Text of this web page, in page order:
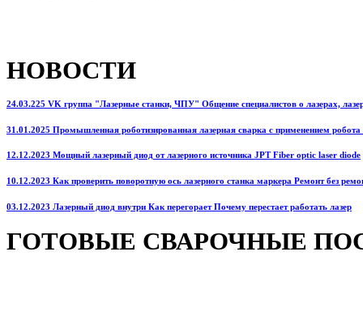
НОВОСТИ
24.03.225 VK группа "Лазерные станки, ЧПУ" Общение специалистов о лазерах,
31.01.2025 Промышленная роботизированная лазерная сварка с применением
12.12.2023 Мощный лазерный диод от лазерного источника JPT Fiber optic laser diode
10.12.2023 Как проверить поворотную ось лазерного станка маркера Ремонт без
03.12.2023 Лазерный диод внутри Как перегорает Почему перестает работать лазер
ГОТОВЫЕ СВАРОЧНЫЕ